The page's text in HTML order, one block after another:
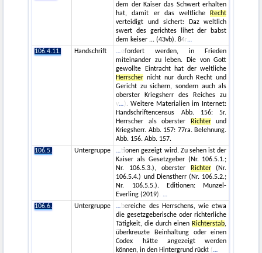
dem der Kaiser das Schwert erhalten
hat, damit er das weltliche
Recht
verteidigt und sichert: Daz weltlich
swert des gerichtes lihet der babst
dem keiser ... (43vb). 84r
106.4.11.
Handschrift
efordert werden, in Frieden
miteinander zu leben. Die von Gott
gewollte Eintracht hat der weltliche
Herrscher nicht nur durch Recht und
Gericht zu sichern, sondern auch als
oberster Kriegsherr des Reiches zu
v
). Weitere Materialien im Internet:
Handschriftencensus Abb. 156: 5r.
Herrscher als oberster
Richterund
Kriegsherr. Abb. 157: 77ra. Belehnung.
Abb. 156. Abb. 157.
106.5.
Untergruppe
tionen gezeigt wird. Zu sehen ist der
Kaiser als Gesetzgeber (Nr. 106.5.1.;
Nr. 106.5.3.), oberster
Richter(Nr.
106.5.4.) und Dienstherr (Nr. 106.5.2.;
Nr. 106.5.5.). Editionen: Munzel-
Everling (2019).
106.6.
Untergruppe
bereiche des Herrschens, wie etwa
die gesetzgeberische oder richterliche
Tätigkeit, die durch einen Richterstab,
überkreuzte Beinhaltung oder einen
Codex hätte angezeigt werden
können, in den Hintergrund rückt (